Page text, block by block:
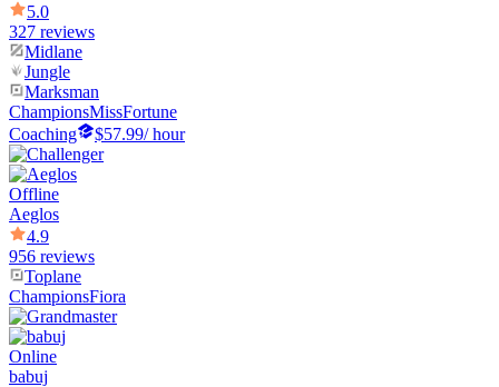
5.0
327 reviews
Midlane
Jungle
Marksman
ChampionsMissFortune
Coaching
$57.99/ hour
Offline
Aeglos
4.9
956 reviews
Toplane
ChampionsFiora
Online
babuj